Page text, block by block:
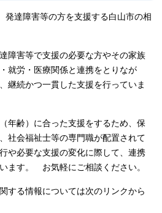
発達障害等の方を支援する白山市の相
障害等で支援の必要な方やその家族
就労・医療関係と連携をとりなが
継続かつ一貫した支援を行っていま
年齢）に合った支援をするため、保
社会福祉士等の専門職が配置されて
や必要な支援の変化に際して、連携
ます。 お気軽にご相談ください。
する情報については次のリンクから